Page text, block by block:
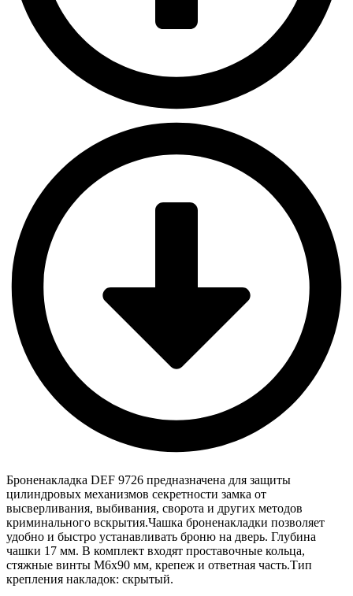
Броненакладка DEF 9726 предназначена для защиты
цилиндровых механизмов секретности замка от
высверливания, выбивания, сворота и других методов
криминального вскрытия.Чашка броненакладки позволяет
удобно и быстро устанавливать броню на дверь. Глубина
чашки 17 мм. В комплект входят проставочные кольца,
стяжные винты М6х90 мм, крепеж и ответная часть.Тип
крепления накладок: скрытый.